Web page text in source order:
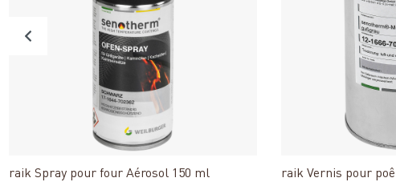
Détails
raik Spray pour four Aérosol 150 ml
raik Vernis pour